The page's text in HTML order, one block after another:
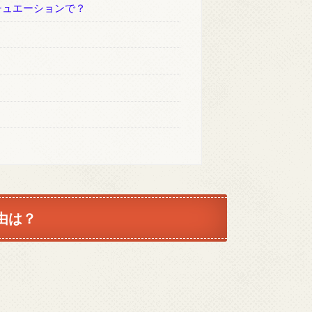
エーションで？
は？